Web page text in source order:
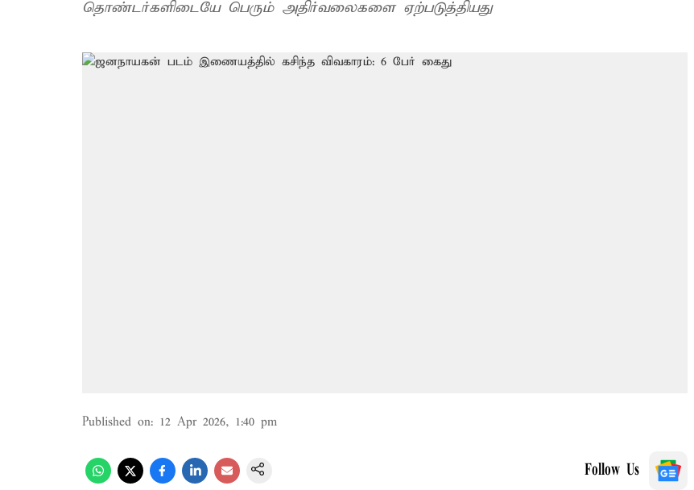
தொண்டர்களிடையே பெரும் அதிர்வலைகளை ஏற்படுத்தியது
Published on: 12 Apr 2026, 1:40 pm
Follow Us